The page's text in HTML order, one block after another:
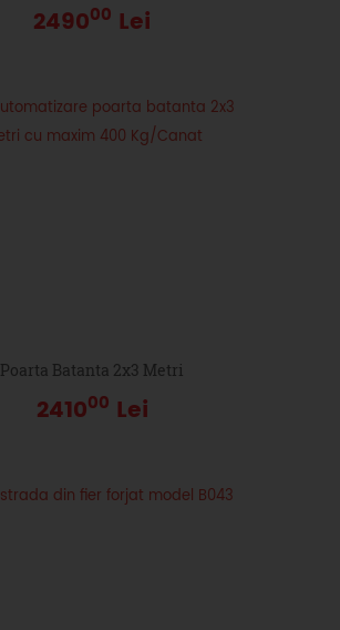
249000 Lei
Poarta Batanta 2x3 Metri
241000 Lei